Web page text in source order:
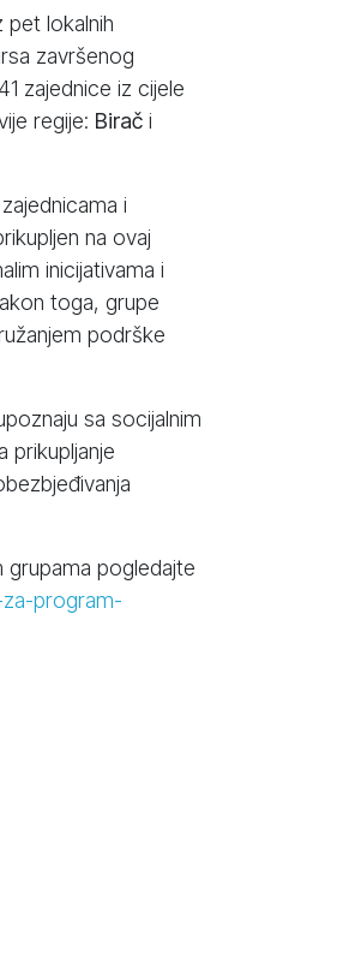
pet lokalnih
završenog
zajednice iz cijele
regije: Birač i
i
na ovaj
inicijativama i
toga, grupe
podrške
sa socijalnim
prikupljanje
grupama pogledajte
program-